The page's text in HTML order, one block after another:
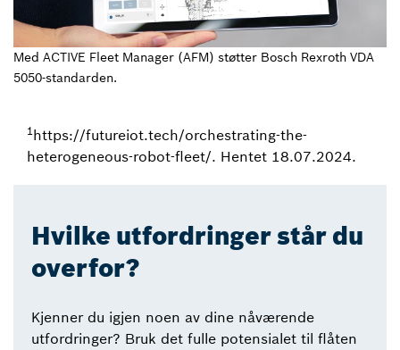
Med ACTIVE Fleet Manager (AFM) støtter Bosch Rexroth VDA
5050-standarden.
1https://futureiot.tech/orchestrating-the-
heterogeneous-robot-fleet/. Hentet 18.07.2024.
Hvilke utfordringer står du
overfor?
Kjenner du igjen noen av dine nåværende
utfordringer? Bruk det fulle potensialet til flåten